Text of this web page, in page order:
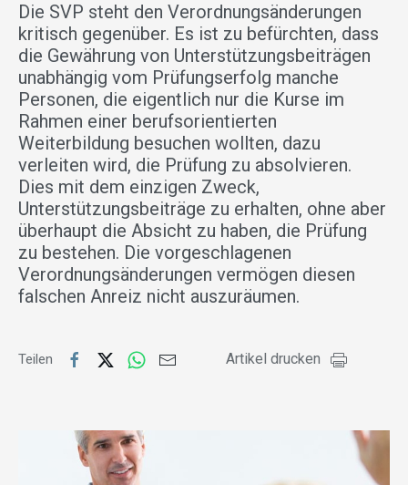
Die SVP steht den Verordnungsänderungen
kritisch gegenüber. Es ist zu befürchten, dass
die Gewährung von Unterstützungsbeiträgen
unabhängig vom Prüfungserfolg manche
Personen, die eigentlich nur die Kurse im
Rahmen einer berufsorientierten
Weiterbildung besuchen wollten, dazu
verleiten wird, die Prüfung zu absolvieren.
Dies mit dem einzigen Zweck,
Unterstützungsbeiträge zu erhalten, ohne aber
überhaupt die Absicht zu haben, die Prüfung
zu bestehen. Die vorgeschlagenen
Verordnungsänderungen vermögen diesen
falschen Anreiz nicht auszuräumen.
Teilen Artikel drucken